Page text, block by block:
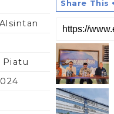
Piatu
Share This